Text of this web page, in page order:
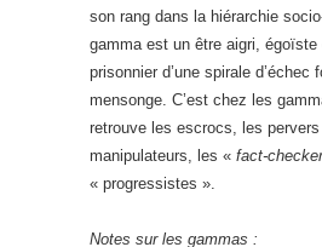
son rang dans la hiérarchie
gamma est un être aigri,
prisonnier d’une spirale d’échec
mensonge. C’est chez les
retrouve les escrocs, les
manipulateurs, les « fact-
« progressistes ».
Notes sur les gammas :